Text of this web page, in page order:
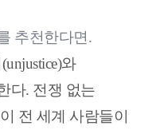
추천한다면.
와
다. 전쟁 없는
전 세계 사람들이